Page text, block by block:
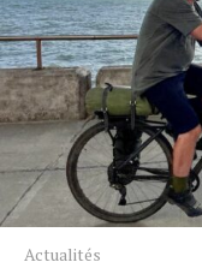
Actualités
Tous nos articles
À propos